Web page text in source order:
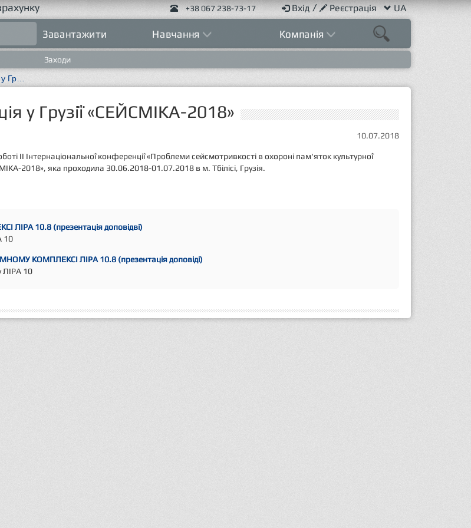
+38 067 238-73-17 Вхід/ Реєстрація UA
Завантажити Навчання Компанія
Заходи
у Грузії «СЕЙСМІКА-2018»
10.07.2018
II Інтернаціональної конференції «Проблеми сейсмотривкості в охороні пам'яток культурної
2018», яка проходила 30.06.2018-01.07.2018 в м. Тбілісі, Грузія.
10.8 (презентація доповідві)
10
КОМПЛЕКСІ ЛІРА 10.8 (презентація доповіді)
ЛІРА 10